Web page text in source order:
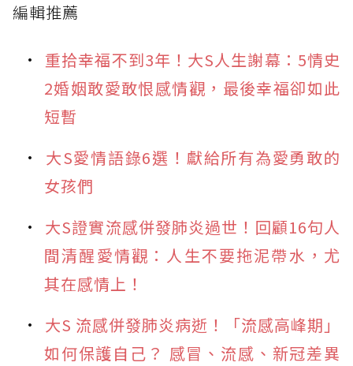
編輯推薦
重拾幸福不到3年！大S人生謝幕：5情史
2婚姻敢愛敢恨感情觀，最後幸福卻如此
短暫
大S愛情語錄6選！獻給所有為愛勇敢的
女孩們
大S證實流感併發肺炎過世！回顧16句人
間清醒愛情觀：人生不要拖泥帶水，尤
其在感情上！
大S 流感併發肺炎病逝！「流感高峰期」
如何保護自己？ 感冒、流感、新冠差異